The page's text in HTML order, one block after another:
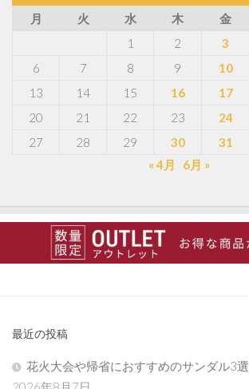
月
火 水 木 金
1
2 3
6
7 8 9 10
13
14 15 16 17
20
21 22 23 24
27
28 29 30
31
« 4月
6月 »
最近の投稿
花火大会や帰省におすすめのサンダル3選